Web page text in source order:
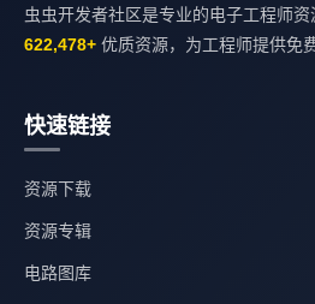
虫虫开发者社区是专业的电子工程师
622,478+ 优质资源，为工程师提供免
快速链接
资源下载
资源专辑
电路图库